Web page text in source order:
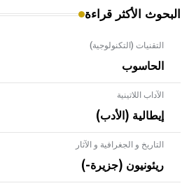
البحوث الأكثر قراءة
التقنيات (التكنولوجية)
الحاسوب
الآداب اللاتينية
إيطالية (الأدب)
التاريخ و الجغرافية و الآثار
ريئونيون (جزيرة-)